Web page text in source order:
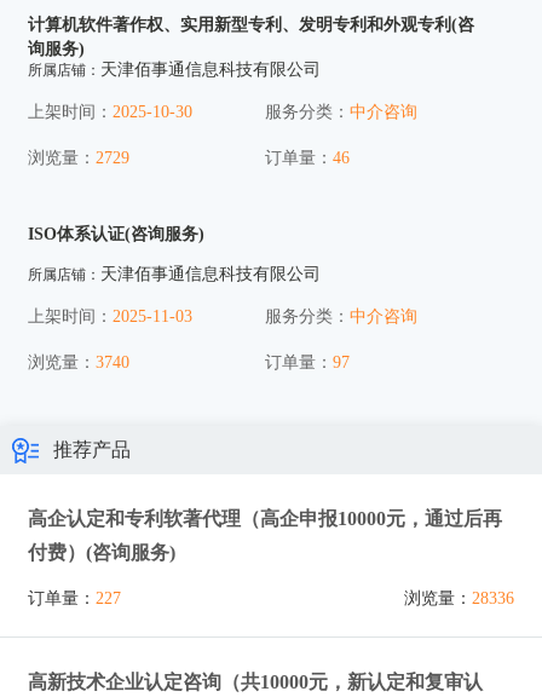
计算机软件著作权、实用新型专利、发明专利和外观专利(咨
询服务)
所属店铺： 天津佰事通信息科技有限公司
上架时间： 2025-10-30 服务分类： 中介咨询
浏览量： 2729 订单量： 46
ISO体系认证(咨询服务)
所属店铺： 天津佰事通信息科技有限公司
上架时间： 2025-11-03 服务分类： 中介咨询
浏览量： 3740 订单量： 97
推荐产品
高企认定和专利软著代理（高企申报10000元，通过后再
付费）(咨询服务)
订单量： 227 浏览量： 28336
高新技术企业认定咨询（共10000元，新认定和复审认